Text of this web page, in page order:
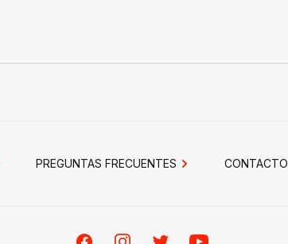
PREGUNTAS FRECUENTES CONTACTO